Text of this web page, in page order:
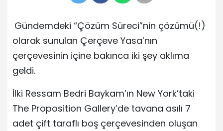
Gündemdeki “Çözüm Süreci”nin çözümü(!)
olarak sunulan Çerçeve Yasa’nın
çerçevesinin içine bakınca iki şey aklıma
geldi.
İlki Ressam Bedri Baykam’ın New York’taki
The Proposition Gallery’de tavana asılı 7
adet çift taraflı boş çerçevesinden oluşan